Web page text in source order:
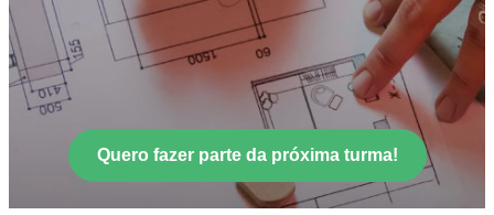
Quero fazer parte da próxima turma!